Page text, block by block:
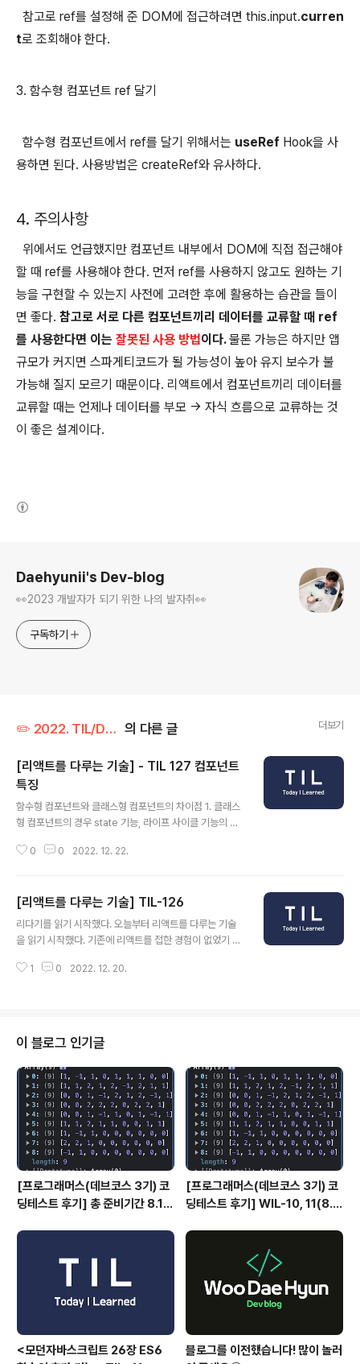
참고로 ref를 설정해 준 DOM에 접근하려면 this.input.curren
t로 조회해야 한다.
3. 함수형 컴포넌트 ref 달기
함수형 컴포넌트에서 ref를 달기 위해서는 useRef Hook을 사
용하면 된다. 사용방법은 createRef와 유사하다.
4. 주의사항
위에서도 언급했지만 컴포넌트 내부에서 DOM에 직접 접근해야
할 때 ref를 사용해야 한다. 먼저 ref를 사용하지 않고도 원하는 기
능을 구현할 수 있는지 사전에 고려한 후에 활용하는 습관을 들이
면 좋다. 참고로 서로 다른 컴포넌트끼리 데이터를 교류할 때 ref
를 사용한다면 이는 잘못된 사용 방법이다.물론 가능은 하지만 앱
규모가 커지면 스파게티코드가 될 가능성이 높아 유지 보수가 불
가능해 질지 모르기 때문이다. 리액트에서 컴포넌트끼리 데이터를
교류할 때는 언제나 데이터를 부모 -> 자식 흐름으로 교류하는 것
이 좋은 설계이다.
Daehyunii's Dev-blog
👀2023 개발자가 되기 위한 나의 발자취👀
구독하기
✏️ 2022. TIL/December (데브코스) 의 다른 글 더보기
[리액트를 다루는 기술] - TIL 127 컴포넌트
특징
함수형 컴포넌트와 클래스형 컴포넌트의 차이점 1. 클래스
형 컴포넌트의 경우 state 기능, 라이프 사이클 기능의 사
우 클래스형 컴포넌트에 비해 메모리 자원을 덜 사용한다.
차이는 아니라고 함) 4. 함수 컴포넌트의 경우에는 클래스
형 컴포넌트에서의 라이프 사이클 기능 대신 Hooks를 통
해 해결 가능하다. props 기본값 설정: defaultProps 부
ultProps를 설정할 수 있다. const MyComponent =
0 0 2022. 12. 22.
[리액트를 다루는 기술] TIL-126
리다기를 읽기 시작했다. 오늘부터 리액트를 다루는 기술
을 읽기 시작했다. 기존에 리액트를 접한 경험이 없었기 때
본적인 내용을 학습하는것이 좋다는 판단이 들어 인프런에
과 JSX 기본적인 문법들에 대해서 공부했다. 2022.12.2
0 - [📚 Language & CS knowledge/React] - JSX
란? JSX란? JSX란? 자바스크립트의 확장 문법이며 XML
과 매우 유사하다. 우선 JSX는 브라우저에서 실행되기 전
번들링되는 과정에서 바벨을 통해 일반 자바스크립트 형태
의 코드로 ..
1 0 2022. 12. 20.
이 블로그 인기글
[프로그래머스(데브코스 3기) 코
딩테스트 후기] 총 준비기간 8.1 ~
[프로그래머스(데브코스 3기) 코
딩테스트 후기] WIL-10, 11(8.1
<모던자바스크립트 26장 ES6
블로그를 이전했습니다! 많이 놀러